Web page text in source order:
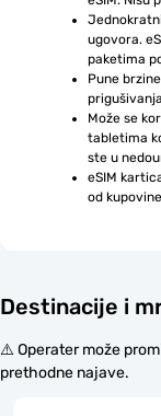
ugovora.
paketima
Pune
Može se
tabletima
ste u
eSIM
od
Destinacije i
⚠️ Operater može
prethodne najave.